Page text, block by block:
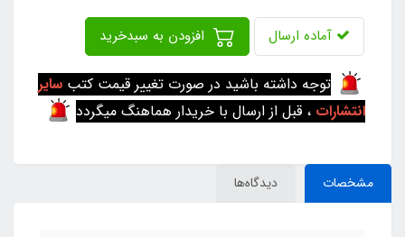
آماده ارسال
توجه داشته باشید در صورت تغییر قیمت کتب سایر
انتشارات ، قبل از ارسال با خریدار هماهنگ میگردد
مشخصات دیدگاه‌ها